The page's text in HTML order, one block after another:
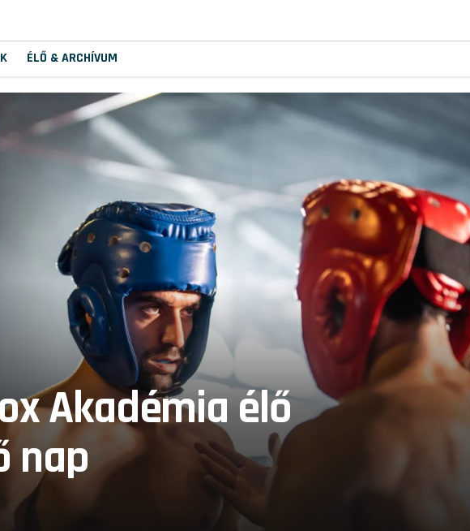
ÉLŐ & ARCHÍVUM
Akadémia élő
nap